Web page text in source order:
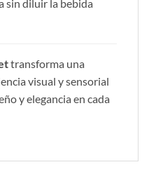
sin diluir la bebida
transforma una
visual y sensorial
y elegancia en cada